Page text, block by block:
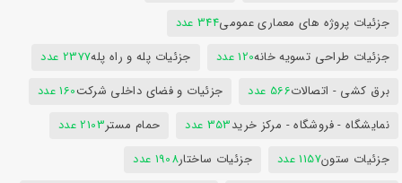
جزئیات پروژه های معماری عمومی344 عدد
جزئیات طراحی تسویه خانه120 عدد جزئیات پله و راه پله2377 عدد
برق کشی - اتصالات566 عدد جزئیات و فضای داخلی شرکت160 عدد
نمایشگاه - فروشگاه - مرکز خرید353 عدد حمام مستر2103 عدد
جزئیات ستون1157 عدد جزئیات ساختار1908 عدد